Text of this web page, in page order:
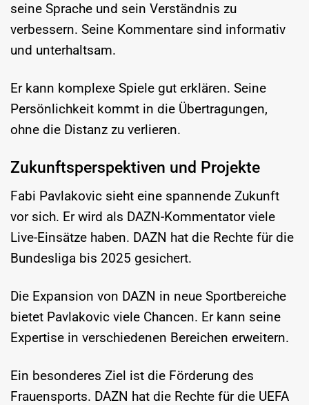
seine Sprache und sein Verständnis zu
verbessern. Seine Kommentare sind informativ
und unterhaltsam.
Er kann komplexe Spiele gut erklären. Seine
Persönlichkeit kommt in die Übertragungen,
ohne die Distanz zu verlieren.
Zukunftsperspektiven und Projekte
Fabi Pavlakovic sieht eine spannende Zukunft
vor sich. Er wird als DAZN-Kommentator viele
Live-Einsätze haben. DAZN hat die Rechte für die
Bundesliga bis 2025 gesichert.
Die Expansion von DAZN in neue Sportbereiche
bietet Pavlakovic viele Chancen. Er kann seine
Expertise in verschiedenen Bereichen erweitern.
Ein besonderes Ziel ist die Förderung des
Frauensports. DAZN hat die Rechte für die UEFA